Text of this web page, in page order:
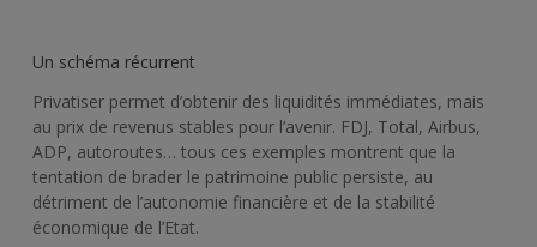
Un schéma récurrent
Privatiser permet d’obtenir des liquidités immédiates, mais
au prix de revenus stables pour l’avenir. FDJ, Total, Airbus,
ADP, autoroutes… tous ces exemples montrent que la
tentation de brader le patrimoine public persiste, au
détriment de l’autonomie financière et de la stabilité
économique de l’Etat.